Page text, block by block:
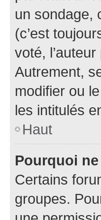
un sondage,
(c’est
voté,
Autrement,
modifier ou
les intitulés
Haut
Pourquoi
Certains
groupes.